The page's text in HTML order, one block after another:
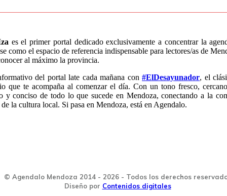
es el primer portal dedicado exclusivamente a concentrar la
como el espacio de referencia indispensable para lectores/as de
al máximo la provincia.
del portal late cada mañana con#ElDesayunador, el
que te acompaña al comenzar el día. Con un tono fresco,
y conciso de todo lo que sucede en Mendoza, conectando a la
la cultura local. Si pasa en Mendoza, está en Agendalo.
© Agendalo Mendoza 2014 - 2026 - Todos los derechos
Diseño por Contenidos digitales